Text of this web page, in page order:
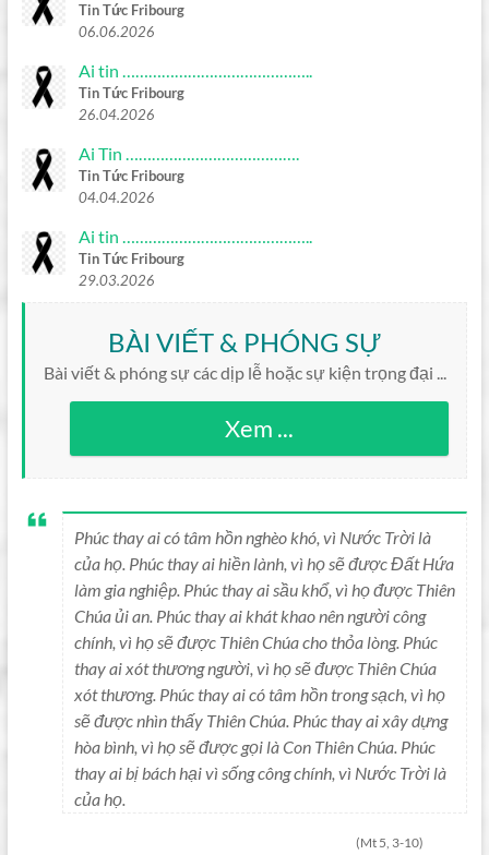
Tin Tức Fribourg
06.06.2026
Ai tin ……………………………………..
Tin Tức Fribourg
26.04.2026
Ai Tin ………………………………….
Tin Tức Fribourg
04.04.2026
Ai tin ……………………………………..
Tin Tức Fribourg
29.03.2026
BÀI VIẾT & PHÓNG SỰ
Bài viết & phóng sự các dịp lễ hoặc sự kiện trọng đại ...
Xem ...
Phúc thay ai có tâm hồn nghèo khó, vì Nước Trời là
của họ. Phúc thay ai hiền lành, vì họ sẽ được Đất Hứa
làm gia nghiệp. Phúc thay ai sầu khổ, vì họ được Thiên
Chúa ủi an. Phúc thay ai khát khao nên người công
chính, vì họ sẽ được Thiên Chúa cho thỏa lòng. Phúc
thay ai xót thương người, vì họ sẽ được Thiên Chúa
xót thương. Phúc thay ai có tâm hồn trong sạch, vì họ
sẽ được nhìn thấy Thiên Chúa. Phúc thay ai xây dựng
hòa bình, vì họ sẽ được gọi là Con Thiên Chúa. Phúc
thay ai bị bách hại vì sống công chính, vì Nước Trời là
của họ.
(Mt 5, 3-10)